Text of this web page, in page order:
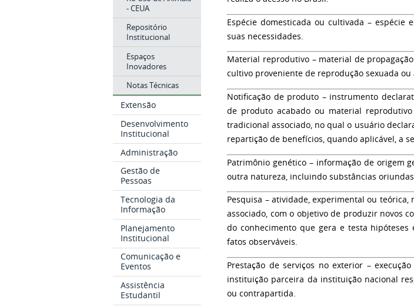
- CEUA
Repositório
Institucional
Espaços
Inovadores
Notas Técnicas
Extensão
Desenvolvimento
Institucional
Administração
Gestão de
Pessoas
Tecnologia da
Informação
Planejamento
Institucional
Comunicação e
Eventos
Assistência
Estudantil
Espécie domesticada ou cultivada – espécie
suas necessidades.
Material reprodutivo– material de
cultivo proveniente de reprodução sexuada ou
Notificação de produto – instrumento
de produto acabado ou material
tradicional associado, no qual o usuário
repartição de benefícios, quando aplicável, a
Patrimônio genético – informação de origem
outra natureza, incluindo substâncias
Pesquisa – atividade, experimental ou
associado, com o objetivo de produzir novos
do conhecimento que gera e testa
fatos observáveis.
Prestação de serviços no exterior –
instituição parceira da instituição nacional
ou contrapartida.